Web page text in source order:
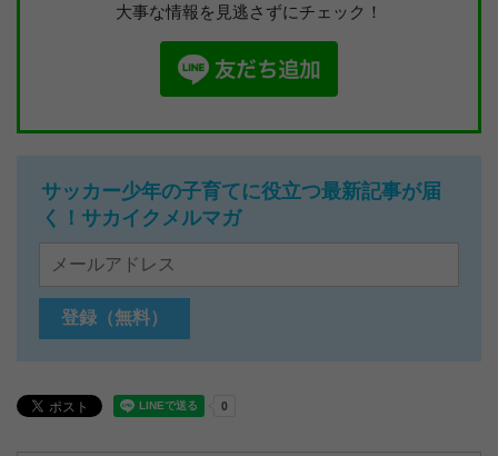
大事な情報を見逃さずにチェック！
サッカー少年の子育てに役立つ最新記事が届
く！サカイクメルマガ